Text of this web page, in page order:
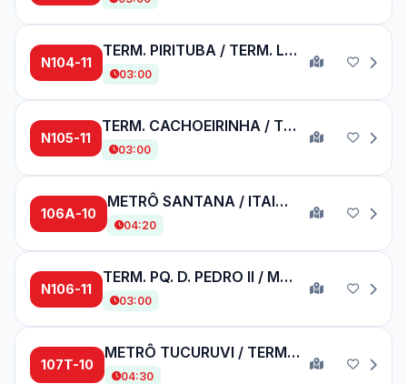
N104-11
TERM. PIRITUBA / TERM. LAPA
03:00
N105-11
TERM. CACHOEIRINHA / TERM. LAPA
03:00
106A-10
METRÔ SANTANA / ITAIM BIBI
04:20
N106-11
TERM. PQ. D. PEDRO II / METRÔ BARRA FUNDA
03:00
107T-10
METRÔ TUCURUVI / TERM. PINHEIROS
04:30